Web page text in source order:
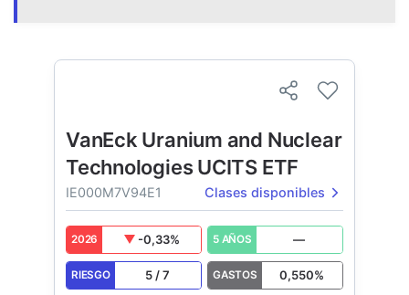
VanEck Uranium and Nuclear
Technologies UCITS ETF
IE000M7V94E1 Clases disponibles
2026 -0,33% 5 AÑOS —
RIESGO 5 /7 GASTOS 0,550%